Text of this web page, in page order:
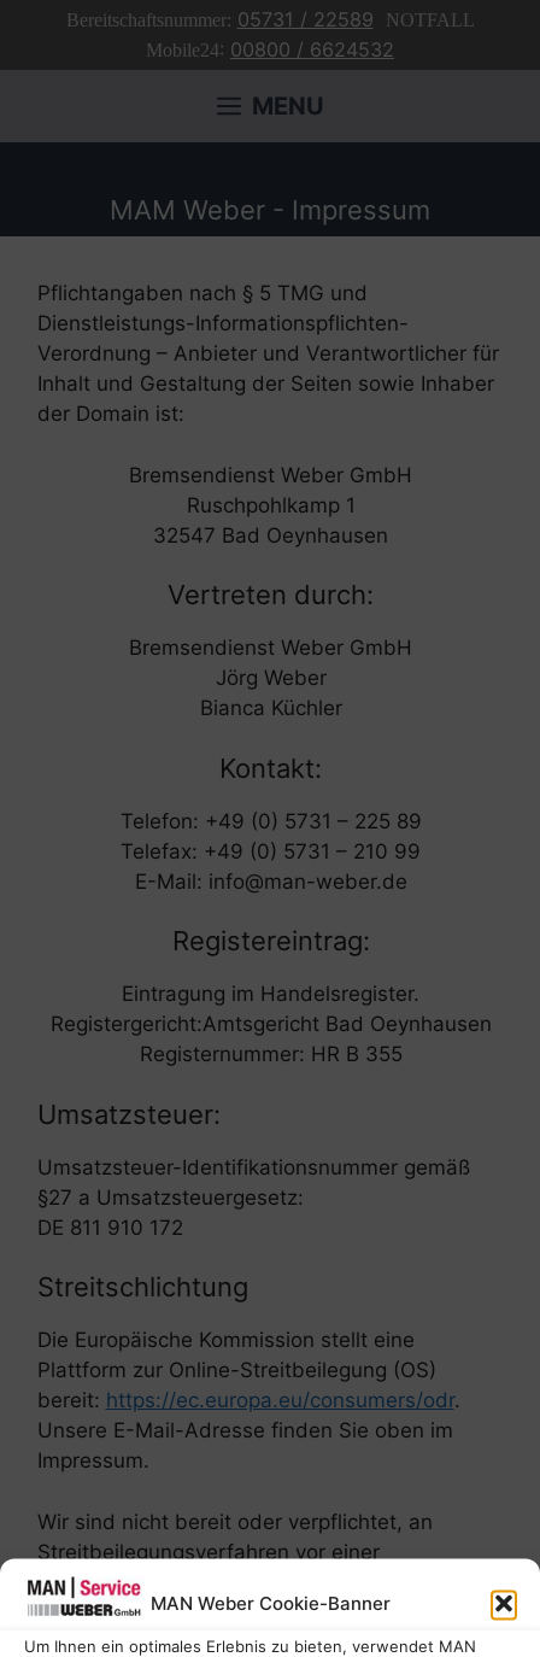
MAN Weber Cookie-Banner
Um Ihnen ein optimales Erlebnis zu bieten, verwendet MAN
springen
Bereitschaftsnummer: 05731 / 22589
NOTFALL
Mobile24: 00800 / 6624532
MENU
MAM Weber - Impressum
Pflichtangaben nach § 5 TMG und
Dienstleistungs-Informationspflichten-
Verordnung – Anbieter und Verantwortlicher für
Inhalt und Gestaltung der Seiten sowie Inhaber
der Domain ist:
Bremsendienst Weber GmbH
Ruschpohlkamp 1
32547 Bad Oeynhausen
Vertreten durch:
Bremsendienst Weber GmbH
Jörg Weber
Bianca Küchler
Kontakt:
Telefon: +49 (0) 5731 – 225 89
Telefax: +49 (0) 5731 – 210 99
E-Mail: info@man-weber.de
Registereintrag:
Eintragung im Handelsregister.
Registergericht:Amtsgericht Bad Oeynhausen
Registernummer: HR B 355
Umsatzsteuer:
Umsatzsteuer-Identifikationsnummer gemäß
§27 a Umsatzsteuergesetz:
DE 811 910 172
Streitschlichtung
Die Europäische Kommission stellt eine
Plattform zur Online-Streitbeilegung (OS)
bereit: https://ec.europa.eu/consumers/odr.
Unsere E-Mail-Adresse finden Sie oben im
Impressum.
Wir sind nicht bereit oder verpflichtet, an
Streitbeilegungsverfahren vor einer
Verbraucherschlichtungsstelle teilzunehmen.
Haftungshinweis: